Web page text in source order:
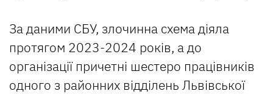
За даними СБУ, злочинна схема діяла
протягом 2023-2024 років, а до
організації причетні шестеро працівників
одного з районних відділень Львівської